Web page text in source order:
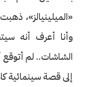
وأنا أعرف أنه
الشاشات.. لم أتوقع
إلى قصة سينمائية